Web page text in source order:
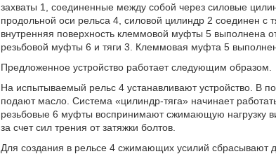
захваты 1, соединенные между собой через силовые
продольной оси рельса 4, силовой цилиндр 2 соединен с
внутренняя поверхность клеммовой муфты 5 выполнена
резьбовой муфты 6 и тяги 3. Клеммовая муфта 5
Предложенное устройство работает следующим образом.
На испытываемый рельс 4 устанавливают устройство. В
подают масло. Система «цилиндр-тяга» начинает
резьбовые 6 муфты воспринимают сжимающую нагрузку
за счет сил трения от затяжки болтов.
Для создания в рельсе 4 сжимающих усилий сбрасывают